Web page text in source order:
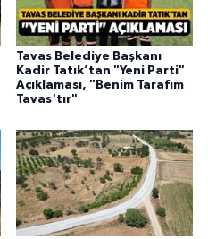
Tavas Belediye Başkanı
Kadir Tatık’tan "Yeni Parti"
Açıklaması, "Benim Tarafım
Tavas'tır"